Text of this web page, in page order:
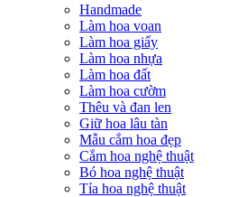
Handmade
Làm hoa voan
Làm hoa giấy
Làm hoa nhựa
Làm hoa đất
Làm hoa cườm
Thêu và đan len
Giữ hoa lâu tàn
Mẫu cắm hoa đẹp
Cắm hoa nghệ thuật
Bó hoa nghệ thuật
Tỉa hoa nghệ thuật